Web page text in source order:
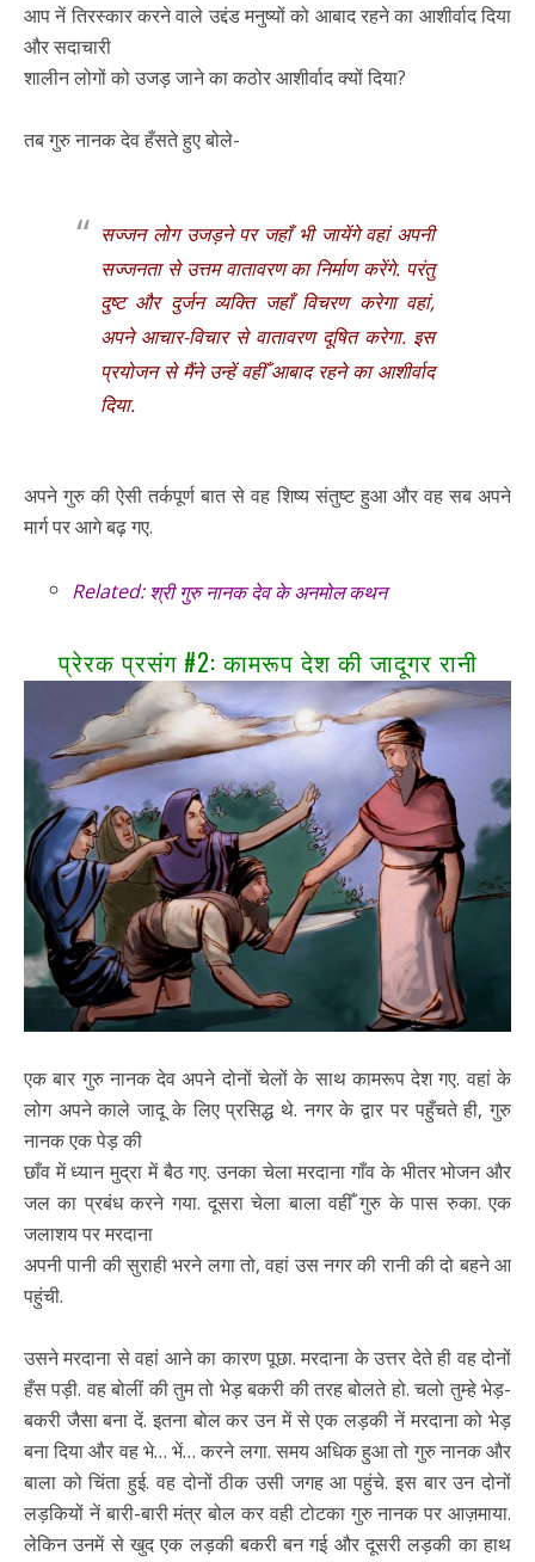
आप नें तिरस्कार करने वाले उद्दंड मनुष्यों को आबाद रहने का आशीर्वाद दिया
और सदाचारी
शालीन लोगों को उजड़ जाने का कठोर आशीर्वाद क्यों दिया?
तब गुरु नानक देव हँसते हुए बोले-
सज्जन लोग उजड़ने पर जहाँ भी जायेंगे वहां अपनी
सज्जनता से उत्तम वातावरण का निर्माण करेंगे. परंतु
दुष्ट और दुर्जन व्यक्ति जहाँ विचरण करेगा वहां,
अपने आचार-विचार से वातावरण दूषित करेगा. इस
प्रयोजन से मैंने उन्हें वहीँ आबाद रहने का आशीर्वाद
दिया.
अपने गुरु की ऐसी तर्कपूर्ण बात से वह शिष्य संतुष्ट हुआ और वह सब अपने
मार्ग पर आगे बढ़ गए.
Related:श्री गुरु नानक देव के अनमोल कथन
प्रेरक प्रसंग #2: कामरूप देश की जादूगर रानी
एक बार गुरु नानक देव अपने दोनों चेलों के साथ कामरूप देश गए. वहां के
लोग अपने काले जादू के लिए प्रसिद्ध थे. नगर के द्वार पर पहुँचते ही, गुरु
नानक एक पेड़ की
छाँव में ध्यान मुद्रा में बैठ गए. उनका चेला मरदाना गाँव के भीतर भोजन और
जल का प्रबंध करने गया. दूसरा चेला बाला वहीँ गुरु के पास रुका. एक
जलाशय पर मरदाना
अपनी पानी की सुराही भरने लगा तो, वहां उस नगर की रानी की दो बहने आ
पहुंची.
उसने मरदाना से वहां आने का कारण पूछा. मरदाना के उत्तर देते ही वह दोनों
हँस पड़ी. वह बोलीं की तुम तो भेड़ बकरी की तरह बोलते हो. चलो तुम्हे भेड़-
बकरी जैसा बना दें. इतना बोल कर उन में से एक लड़की नें मरदाना को भेड़
बना दिया और वह भे… भें… करने लगा. समय अधिक हुआ तो गुरु नानक और
बाला को चिंता हुई. वह दोनों ठीक उसी जगह आ पहुंचे. इस बार उन दोनों
लड़कियों नें बारी-बारी मंत्र बोल कर वही टोटका गुरु नानक पर आज़माया.
लेकिन उनमें से खुद एक लड़की बकरी बन गई और दूसरी लड़की का हाथ